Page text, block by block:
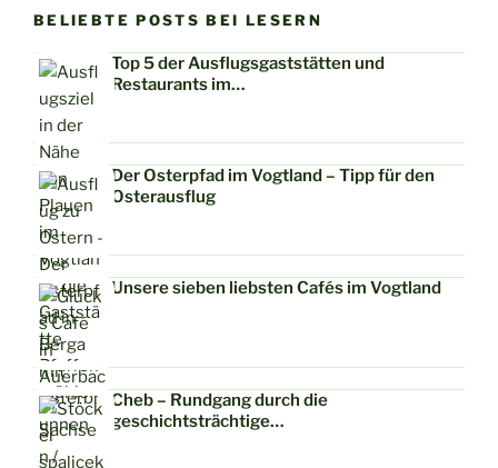
BELIEBTE POSTS BEI LESERN
Top 5 der Ausflugsgaststätten und
Restaurants im…
Der Osterpfad im Vogtland – Tipp für den
Osterausflug
Unsere sieben liebsten Cafés im Vogtland
Cheb – Rundgang durch die
geschichtsträchtige…